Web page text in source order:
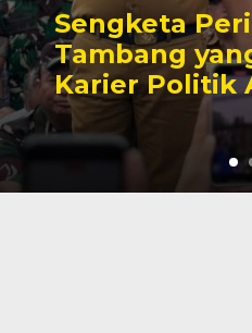
Sengketa
Tambang
Karier Politik